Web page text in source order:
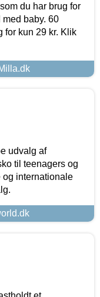
du har brug for
baby. 60
for kun 29 kr. Klik
udvalg af
til teenagers og
og internationale